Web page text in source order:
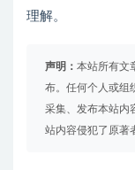
理解。
声明： 本站所有文
布。任何个人或组
采集、发布本站内
站内容侵犯了原著